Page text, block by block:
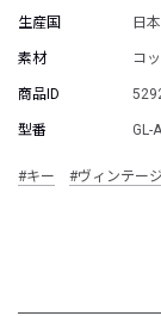
生産国 日本
素材 コ
商品ID
型番 GL-
#キー #ヴィンテージ